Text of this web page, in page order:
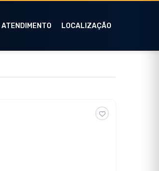
ATENDIMENTO LOCALIZAÇÃO